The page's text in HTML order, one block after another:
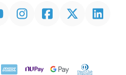
InstagramFacebookTwitter Linkedin
AMEX NuPay Google PayDiners Club